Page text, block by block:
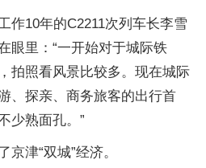
作10年的C2211次列车长李雪
眼里：“一开始对于城际铁
拍照看风景比较多。现在城际
、探亲、商务旅客的出行首
少熟面孔。”
津“双城”经济。